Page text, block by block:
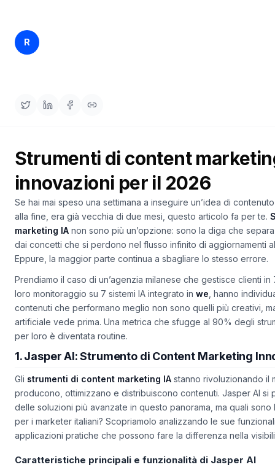
Content
Report
analisi
R
Strumenti di content
innovazioni per il 2026
Se hai mai speso una settimana a inseguire un’idea di
alla fine, era già vecchia di due mesi, questo articolo fa per te.
marketing IA non sono più un’opzione: sono la diga che
dai concetti che si perdono nel flusso infinito di aggiornamenti
Eppure, la maggior parte continua a sbagliare lo stesso errore.
Prendiamo il caso di un’agenzia milanese che gestisce clienti
loro monitoraggio su 7 sistemi IA integrato in we , hanno
contenuti che performano meglio non sono quelli più creativi,
artificiale vede prima. Una metrica che sfugge al 90% degli
per loro è diventata routine.
1. Jasper AI: Strumento di Content Marketing
Gli strumenti di content marketing IA stanno rivoluzionando il
producono, ottimizzano e distribuiscono contenuti. Jasper AI si
delle soluzioni più avanzate in questo panorama, ma quali
per i marketer italiani? Scopriamolo analizzando le sue
applicazioni pratiche che possono fare la differenza nella
Caratteristiche principali e funzionalità di Jasper AI